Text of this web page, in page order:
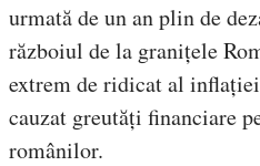
urmată de un an plin de
războiul de la granițele
extrem de ridicat al
cauzat greutăți financiare
românilor.